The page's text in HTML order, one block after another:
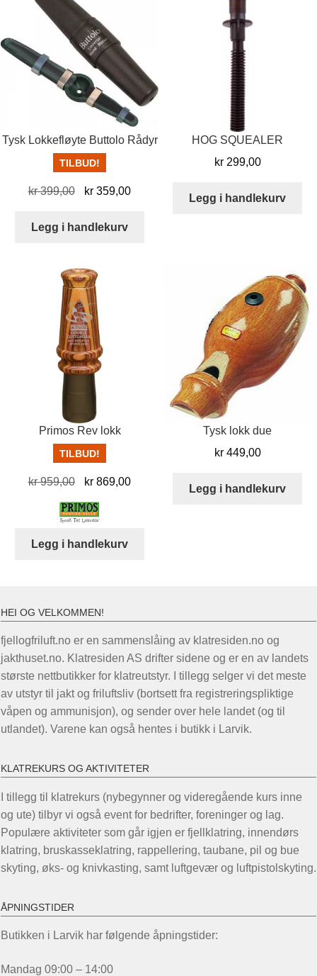
Tysk Lokkefløyte Buttolo Rådyr
TILBUD!
kr399,00
Opprinnelig
var:
kr 359,00Nåværende
Legg i handlekurv
HOG SQUEALER
kr299,00
Legg i handlekurv
Primos Rev lokk
TILBUD!
kr959,00
Opprinnelig
pris
var:
kr 869,00Nåværende
Legg i handlekurv
Tysk lokk due
kr449,00
Legg i handlekurv
HEI OG VELKOMMEN!
fjellogfriluft.no er en sammenslåing av klatresiden.no og
jakthuset.no. Klatresiden AS drifter sidene og er en av landets
største nettbutikker for klatreutstyr. I tillegg selger vi det meste
av utstyr til jakt og friluftsliv (bortsett fra registreringspliktige
våpen og ammunisjon), og sender over hele landet (og til
utlandet). Varene kan også hentes i butikk i Larvik.
KLATREKURS OG AKTIVITETER
I tillegg til klatrekurs (nybegynner og videregående kurs inne
og ute) tilbyr vi også event for bedrifter, foreninger og lag.
Populære aktiviteter som går igjen er fjellklatring, innendørs
klatring, bruskasseklatring, rappellering, taubane, pil og bue
skyting, øks- og knivkasting, samt luftgevær og luftpistolskyting.
ÅPNINGSTIDER
Butikken i Larvik har følgende åpningstider:
Mandag 09:00 – 14:00